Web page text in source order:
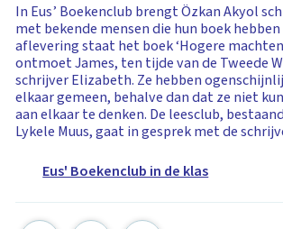
In Eus’ Boekenclub brengt Özkan Akyol
met bekende mensen die hun boek
aflevering staat het boek ‘Hogere
ontmoet James, ten tijde van de Tweede
schrijver Elizabeth. Ze hebben
elkaar gemeen, behalve dan dat ze niet
aan elkaar te denken. De leesclub,
Lykele Muus, gaat in gesprek met de
Eus' Boekenclub in de klas